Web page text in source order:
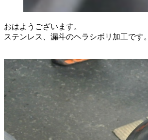
おはようございます。
ステンレス、漏斗のヘラシボリ加工です。